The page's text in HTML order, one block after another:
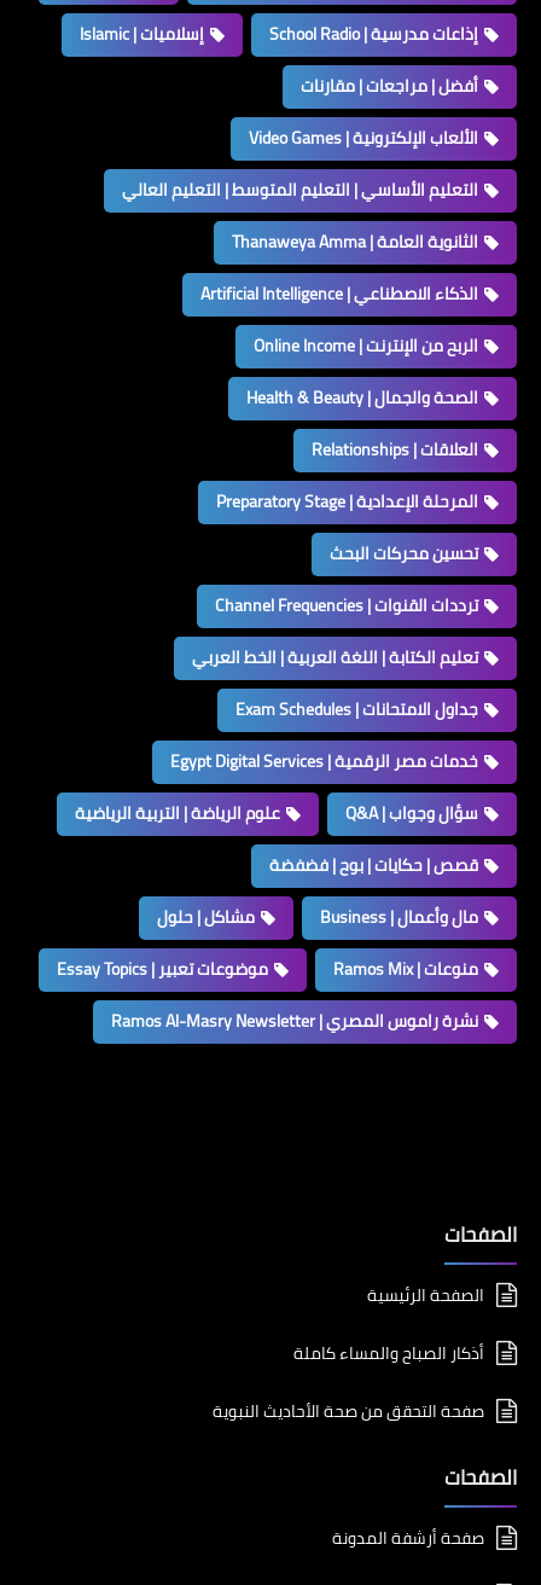
إذاعات مدرسية | School Radio
إسلاميات | Islamic
أفضل | مراجعات | مقارنات
الألعاب الإلكترونية | Video Games
التعليم الأساسي | التعليم المتوسط | التعليم العالي
الثانوية العامة | Thanaweya Amma
الذكاء الاصطناعي | Artificial Intelligence
الربح من الإنترنت | Online Income
الصحة والجمال | Health & Beauty
العلاقات | Relationships
المرحلة الإعدادية | Preparatory Stage
تحسين محركات البحث
ترددات القنوات | Channel Frequencies
تعليم الكتابة | اللغة العربية | الخط العربي
جداول الامتحانات | Exam Schedules
خدمات مصر الرقمية | Egypt Digital Services
سؤال وجواب | Q&A
علوم الرياضة | التربية الرياضية
قصص | حكايات | بوح | فضفضة
مال وأعمال | Business
مشاكل | حلول
منوعات | Ramos Mix
موضوعات تعبير | Essay Topics
نشرة راموس المصري | Ramos Al-Masry Newsletter
الصفحات
الصفحة الرئيسية
أذكار الصباح والمساء كاملة
صفحة التحقق من صحة الأحاديث النبوية
الصفحات
صفحة أرشفة المدونة